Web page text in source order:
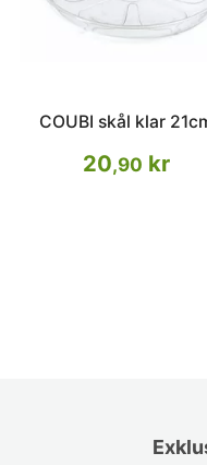
COUBI skål klar
20,90 kr